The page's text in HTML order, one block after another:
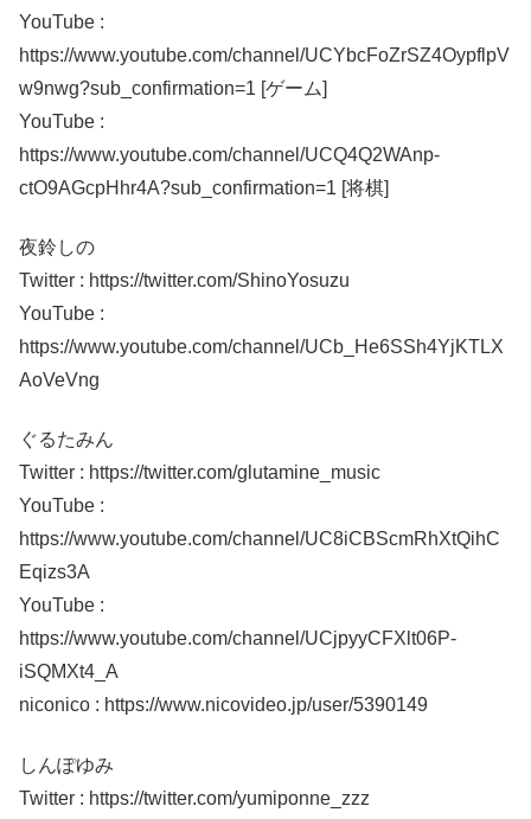
YouTube :
https://www.youtube.com/channel/UCYbcFoZrSZ4OypflpV
w9nwg?sub_confirmation=1 [ゲーム]
YouTube :
https://www.youtube.com/channel/UCQ4Q2WAnp-
ctO9AGcpHhr4A?sub_confirmation=1 [将棋]
夜鈴しの
Twitter : https://twitter.com/ShinoYosuzu
YouTube :
https://www.youtube.com/channel/UCb_He6SSh4YjKTLX
AoVeVng
ぐるたみん
Twitter : https://twitter.com/glutamine_music
YouTube :
https://www.youtube.com/channel/UC8iCBScmRhXtQihC
Eqizs3A
YouTube :
https://www.youtube.com/channel/UCjpyyCFXlt06P-
iSQMXt4_A
niconico : https://www.nicovideo.jp/user/5390149
しんぽゆみ
Twitter : https://twitter.com/yumiponne_zzz